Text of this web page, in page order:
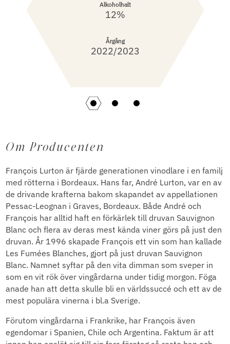
Alkoholhalt
12%
Årgång
2022/2023
Om Producenten
François Lurton är fjärde generationen vinodlare i en familj
med rötterna i Bordeaux. Hans far, André Lurton, var en av
de drivande krafterna bakom skapandet av appellationen
Pessac-Leognan i Graves, Bordeaux. Både André och
François har alltid haft en förkärlek till druvan Sauvignon
Blanc och flera av deras mest kända viner görs på just den
druvan. År 1996 skapade François ett vin som han kallade
Les Fumées Blanches, gjort på just druvan Sauvignon
Blanc. Namnet syftar på den vita dimman som sveper in
som en vit rök över vingårdarna under tidig morgon. Föga
anade han att detta skulle bli en världssuccé och ett av de
mest populära vinerna i bl.a Sverige.
Förutom vingårdarna i Frankrike, har François även
egendomar i Spanien, Chile och Argentina. Faktum är att